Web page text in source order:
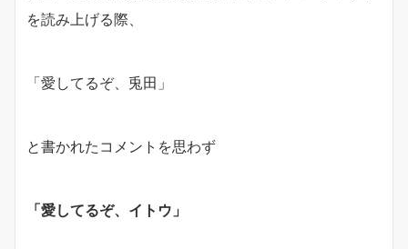
を読み上げる際、
「愛してるぞ、兎田」
と書かれたコメントを思わず
「愛してるぞ、イトウ」